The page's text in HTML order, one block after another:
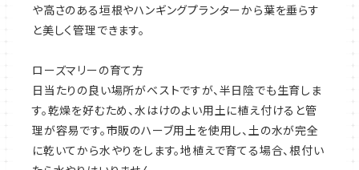
や高さのある垣根やハンギングプランターから葉を垂らす
と美しく管理できます。
ローズマリーの育て方
日当たりの良い場所がベストですが、半日陰でも生育しま
す。乾燥を好むため、水はけのよい用土に植え付けると管
理が容易です。市販のハーブ用土を使用し、土の水が完全
に乾いてから水やりをします。地植えで育てる場合、根付い